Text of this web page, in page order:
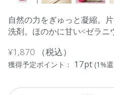
自然の力をぎゅっと凝縮。
洗剤。ほのかに甘い<ゼラニ
¥1,870 （税込）
獲得予定ポイント： 17pt (1%